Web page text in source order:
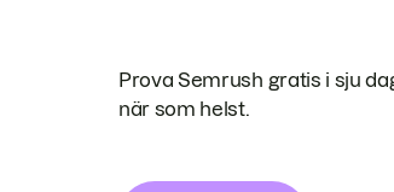
Prova Semrush gratis i sju
när som helst.